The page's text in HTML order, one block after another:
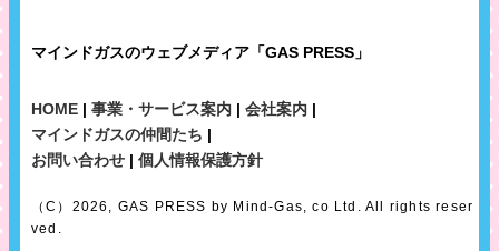
マインドガスのウェブメディア「GAS PRESS」
HOME | 事業・サービス案内 | 会社案内 |
マインドガスの仲間たち |
お問い合わせ | 個人情報保護方針
（C）2026, GAS PRESS by Mind-Gas, co Ltd. All rights reser
ved.